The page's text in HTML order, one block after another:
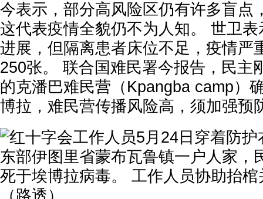
今表示，部分高风险区仍有许多盲点
这代表疫情全貌仍不为人知。 世卫
进展，但隔离患者床位不足，疫情严
250张。 联合国难民署今报告，民主
的克潘巴难民营（Kpangba camp）
博拉，难民营传播风险高，须加强预